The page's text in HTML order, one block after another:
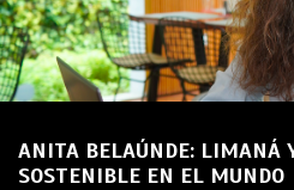
ANITA BELAÚNDE: LIMANÁ
SOSTENIBLE EN EL MUNDO